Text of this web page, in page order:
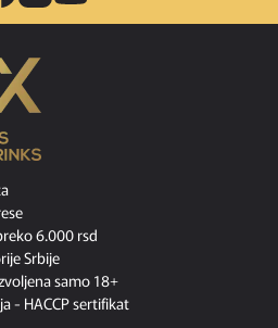
6.000 rsd
Srbije
samo 18+
- HACCP sertifikat